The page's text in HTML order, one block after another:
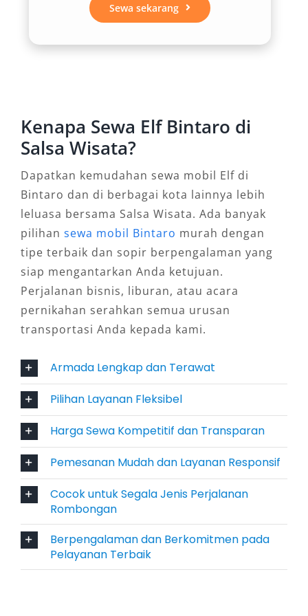
terasa melelahkan—baik untuk rute dalam kota
Mobil Elf sangat fleksibel digunakan untuk
beragam kegiatan. Mulai dari kendaraan wisata
perusahaan, hingga kebutuhan dinas luar kota.
Fleksibilitas ini menjadikan sewa Elf murah
Bintaro sebagai pilihan favorit masyarakat
yang ingin kendaraan praktis dan serbaguna
tanpa harus mengorbankan kenyamanan.
4. Pilihan Sewa Fleksibel: Harian,
Bulanan, hingga Lepas Kunci
Banyak penyedia rental mobil Elf Bintaro yang
kini menawarkan sistem sewa yang fleksibel,
seperti booking Elf harian dan bulanan, dengan
sopir maupun lepas kunci. Fleksibilitas ini
sangat membantu perusahaan atau pengguna
pribadi yang ingin mengatur waktu perjalanan
sesuai kebutuhan, tanpa terikat jadwal seperti
transportasi umum.
5. Harga Sewa yang Kompetitif dan
Transparan
Sewa sekarang
Kenapa Sewa Elf Bintaro di
Salsa Wisata?
Dapatkan kemudahan sewa mobil Elf di
Bintaro dan di berbagai kota lainnya lebih
leluasa bersama Salsa Wisata. Ada banyak
pilihan sewa mobil Bintaro murah dengan
tipe terbaik dan sopir berpengalaman yang
siap mengantarkan Anda ketujuan.
Perjalanan bisnis, liburan, atau acara
pernikahan serahkan semua urusan
transportasi Anda kepada kami.
Armada Lengkap dan Terawat
Pilihan Layanan Fleksibel
Harga Sewa Kompetitif dan Transparan
Pemesanan Mudah dan Layanan Responsif
Cocok untuk Segala Jenis Perjalanan
Rombongan
Berpengalaman dan Berkomitmen pada
Pelayanan Terbaik